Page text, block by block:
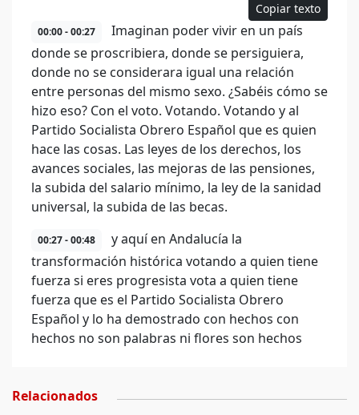
Copiar texto
00:00 - 00:27
Imaginan poder vivir en un país
donde se proscribiera, donde se persiguiera,
donde no se considerara igual una relación
entre personas del mismo sexo. ¿Sabéis cómo se
hizo eso? Con el voto. Votando. Votando y al
Partido Socialista Obrero Español que es quien
hace las cosas. Las leyes de los derechos, los
avances sociales, las mejoras de las pensiones,
la subida del salario mínimo, la ley de la sanidad
universal, la subida de las becas.
00:27 - 00:48
y aquí en Andalucía la
transformación histórica votando a quien tiene
fuerza si eres progresista vota a quien tiene
fuerza que es el Partido Socialista Obrero
Español y lo ha demostrado con hechos con
hechos no son palabras ni flores son hechos
Relacionados